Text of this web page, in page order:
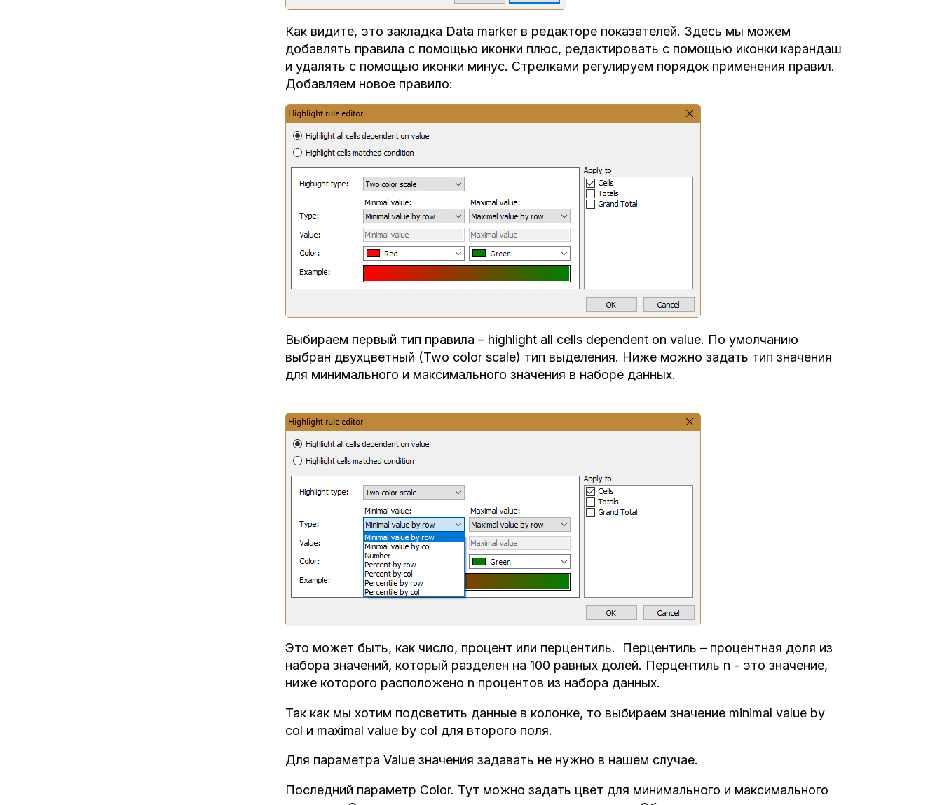
Как видите, это закладка Data marker в редакторе показателей. Здесь мы можем
добавлять правила с помощью иконки плюс, редактировать с помощью иконки карандаш
и удалять с помощью иконки минус. Стрелками регулируем порядок применения правил.
Добавляем новое правило:
Выбираем первый тип правила – highlight all cells dependent on value. По умолчанию
выбран двухцветный (Two color scale) тип выделения. Ниже можно задать тип значения
для минимального и максимального значения в наборе данных.
Это может быть, как число, процент или перцентиль. Перцентиль – процентная доля из
набора значений, который разделен на 100 равных долей. Перцентиль n - это значение,
ниже которого расположено n процентов из набора данных.
Так как мы хотим подсветить данные в колонке, то выбираем значение minimal value by
col и maximal value by col для второго поля.
Для параметра Value значения задавать не нужно в нашем случае.
Последний параметр Color. Тут можно задать цвет для минимального и максимального